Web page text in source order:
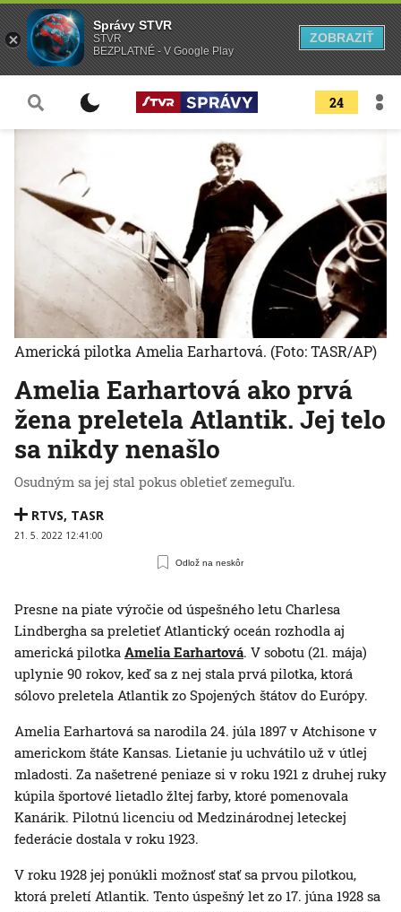
24
Amelia Earhartová ako prvá
žena preletela Atlantik. Jej telo
sa nikdy nenašlo
Osudným sa jej stal pokus obletieť zemeguľu.
RTVS, TASR
21. 5. 2022 12:41:00
Odlož na neskôr
Americká pilotka Amelia Earhartová. (Foto: TASR/AP)
Presne na piate výročie od úspešného letu Charlesa
Lindbergha sa preletieť Atlantický oceán rozhodla aj
americká pilotka Amelia Earhartová. V sobotu (21. mája)
uplynie 90 rokov, keď sa z nej stala prvá pilotka, ktorá
sólovo preletela Atlantik zo Spojených štátov do Európy.
Amelia Earhartová sa narodila 24. júla 1897 v Atchisone v
americkom štáte Kansas. Lietanie ju uchvátilo už v útlej
mladosti. Za našetrené peniaze si v roku 1921 z druhej ruky
kúpila športové lietadlo žltej farby, ktoré pomenovala
Kanárik. Pilotnú licenciu od Medzinárodnej leteckej
federácie dostala v roku 1923.
V roku 1928 jej ponúkli možnosť stať sa prvou pilotkou,
ktorá preletí Atlantik. Tento úspešný let zo 17. júna 1928 sa
Správy STVR
STVR
BEZPLATNÉ - V Google Play
ZOBRAZIŤ